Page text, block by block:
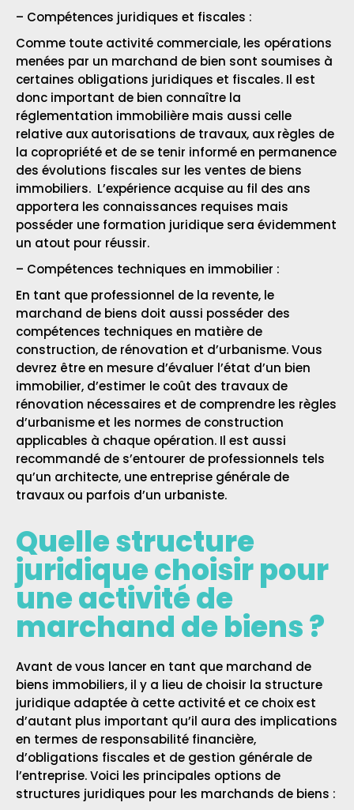
– Compétences juridiques et fiscales :
Comme toute activité commerciale, les opérations
menées par un marchand de bien sont soumises à
certaines obligations juridiques et fiscales. Il est
donc important de bien connaître la
réglementation immobilière mais aussi celle
relative aux autorisations de travaux, aux règles de
la copropriété et de se tenir informé en permanence
des évolutions fiscales sur les ventes de biens
immobiliers. L’expérience acquise au fil des ans
apportera les connaissances requises mais
posséder une formation juridique sera évidemment
un atout pour réussir.
– Compétences techniques en immobilier :
En tant que professionnel de la revente, le
marchand de biens doit aussi posséder des
compétences techniques en matière de
construction, de rénovation et d’urbanisme. Vous
devrez être en mesure d’évaluer l’état d’un bien
immobilier, d’estimer le coût des travaux de
rénovation nécessaires et de comprendre les règles
d’urbanisme et les normes de construction
applicables à chaque opération. Il est aussi
recommandé de s’entourer de professionnels tels
qu’un architecte, une entreprise générale de
travaux ou parfois d’un urbaniste.
Quelle structure
juridique choisir pour
une activité de
marchand de biens ?
Avant de vous lancer en tant que marchand de
biens immobiliers, il y a lieu de choisir la structure
juridique adaptée à cette activité et ce choix est
d’autant plus important qu’il aura des implications
en termes de responsabilité financière,
d’obligations fiscales et de gestion générale de
l’entreprise. Voici les principales options de
structures juridiques pour les marchands de biens :